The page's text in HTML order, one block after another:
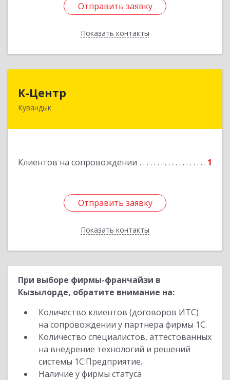
Отправить заявку
Показать контакты
Отправить заявку
Назад
К-Центр
Кувандык
Клиентов на сопровождении 1
Отправить заявку
Показать контакты
462243, Оренбургская обл, Кувандыкский р-н,
Отправить заявку
Назад
При выборе фирмы-франчайзи в
Кызылорде, обратите внимание на:
Количество клиентов (договоров ИТС)
на сопровождении у партнера фирмы 1С.
Количество специалистов, аттестованных
на внедрение технологий и решений
системы 1С:Предприятие.
Наличие у фирмы статуса